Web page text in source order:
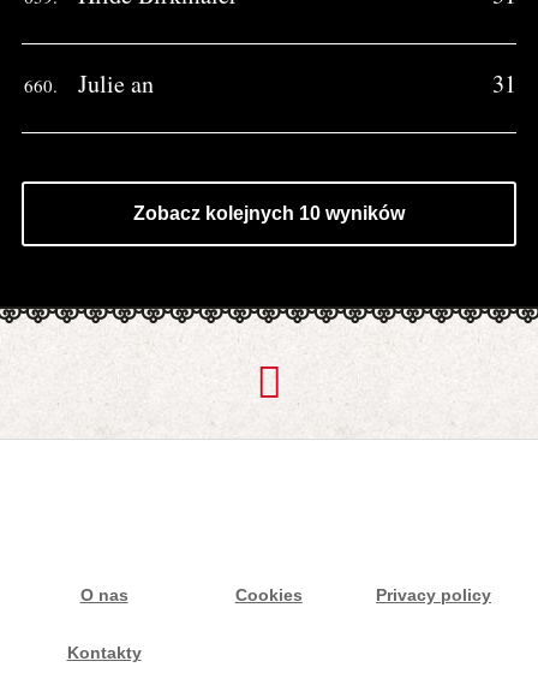
660. Julie an 31
Zobacz kolejnych 10 wyników
O nas Cookies Privacy policy
Kontakty